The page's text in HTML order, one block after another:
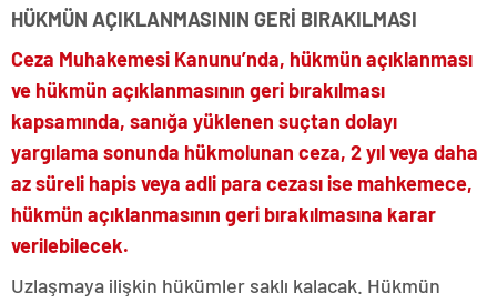
HÜKMÜN AÇIKLANMASININ GERİ BIRAKILMASI
Ceza Muhakemesi Kanunu’nda, hükmün açıklanması
ve hükmün açıklanmasının geri bırakılması
kapsamında, sanığa yüklenen suçtan dolayı
yargılama sonunda hükmolunan ceza, 2 yıl veya daha
az süreli hapis veya adli para cezası ise mahkemece,
hükmün açıklanmasının geri bırakılmasına karar
verilebilecek.
Uzlaşmaya ilişkin hükümler saklı kalacak. Hükmün